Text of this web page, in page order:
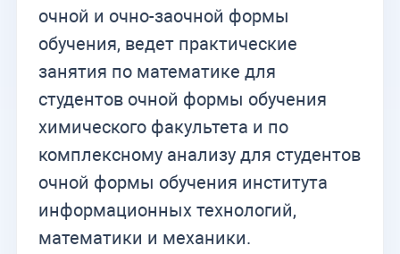
очной и очно-заочной формы
обучения, ведет практические
занятия по математике для
студентов очной формы обучения
химического факультета и по
комплексному анализу для студентов
очной формы обучения института
информационных технологий,
математики и механики.